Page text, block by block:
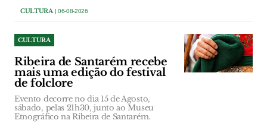
CULTURA| 06-08-2026
CULTURA
Ribeira de Santarém recebe
mais uma edição do festival
de folclore
Evento decorre no dia 15 de Agosto,
sábado, pelas 21h30, junto ao Museu
Etnográfico na Ribeira de Santarém.